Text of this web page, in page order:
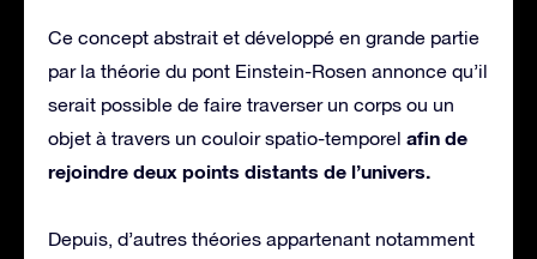
Ce concept abstrait et développé en grande partie
par la théorie du pont Einstein-Rosen annonce qu’il
serait possible de faire traverser un corps ou un
objet à travers un couloir spatio-temporel afin de
rejoindre deux points distants de l’univers.
Depuis, d’autres théories appartenant notamment